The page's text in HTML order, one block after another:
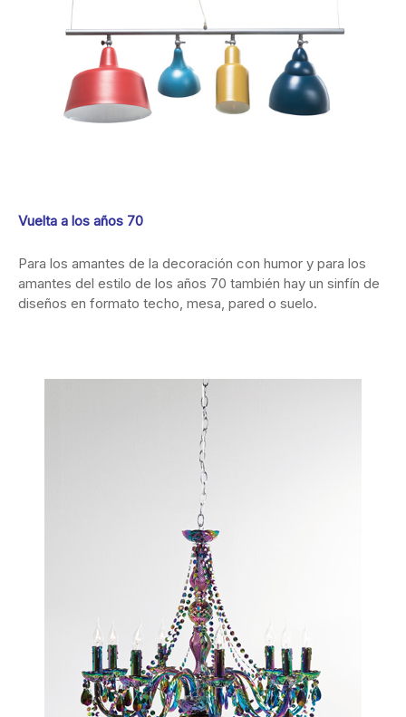
Vuelta a los años 70
Para los amantes de la decoración con humor y para los
amantes del estilo de los años 70 también hay un sinfín de
diseños en formato techo, mesa, pared o suelo.